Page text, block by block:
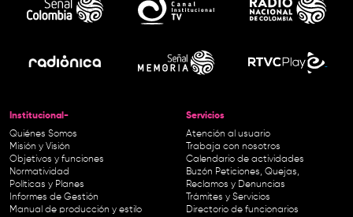
Institucional-
Quiénes Somos
Misión y Visión
Objetivos y funciones
Normatividad
Políticas y Planes
Informes de Gestión
Manual de producción y estilo
Servicios
Atención al usuario
Trabaja con nosotros
Calendario de actividades
Buzón Peticiones, Quejas,
Reclamos y Denuncias
Trámites y Servicios
Directorio de funcionarios